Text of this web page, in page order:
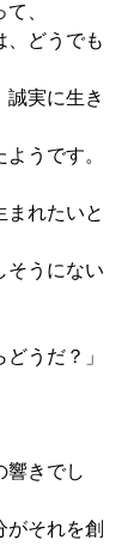
、
、どうでも
誠実に生き
うです。
まれたいと
そうにない
うだ？」
響きでし
がそれを創